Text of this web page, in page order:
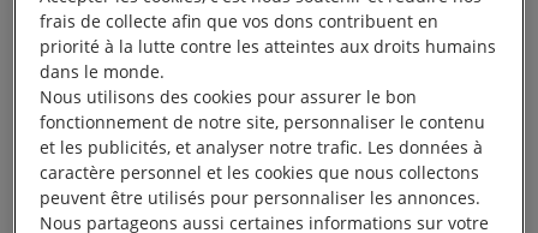
frais de collecte afin que vos dons contribuent en
priorité à la lutte contre les atteintes aux droits humains
dans le monde.
Nous utilisons des cookies pour assurer le bon
fonctionnement de notre site, personnaliser le contenu
et les publicités, et analyser notre trafic. Les données à
caractère personnel et les cookies que nous collectons
peuvent être utilisés pour personnaliser les annonces.
Nous partageons aussi certaines informations sur votre